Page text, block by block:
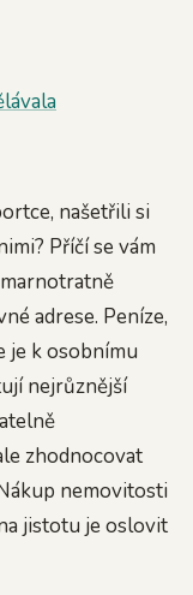
našetřili si
Příčí se vám
adrese. Peníze,
je k osobnímu
nejrůznější
zhodnocovat
nemovitosti
jistotu je oslovit